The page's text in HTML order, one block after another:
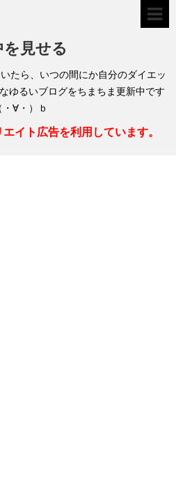
を見せる
たら、いつの間にか自分のダイエッ
ゆるいブログをちまちま更新中です
・∀・）ｂ
イト広告を利用しています。